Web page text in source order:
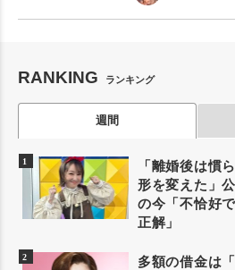
RANKING ランキング
週間
「離婚後は慣
形を変えた」
の今「不恰好
正解」
多額の借金は